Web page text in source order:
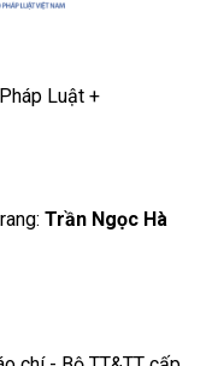
Luật +
Trần Ngọc Hà